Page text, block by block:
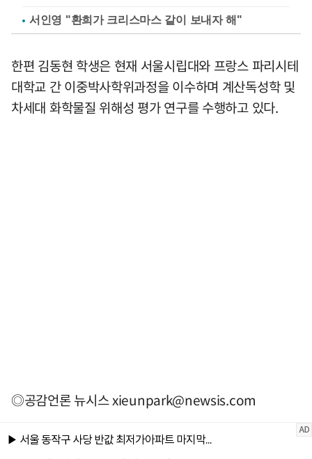
서인영 "환희가 크리스마스 같이 보내자 해"
한편 김동현 학생은 현재 서울시립대와 프랑스 파리시테
대학교 간 이중박사학위과정을 이수하며 계산독성학 및
차세대 화학물질 위해성 평가 연구를 수행하고 있다.
◎공감언론 뉴시스xieunpark@newsis.com